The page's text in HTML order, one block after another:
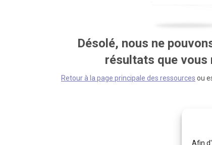
Afin
Désolé, nous ne
résultats que vous
Retour à la page principale des ressources ou